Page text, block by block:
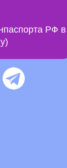
РФ в